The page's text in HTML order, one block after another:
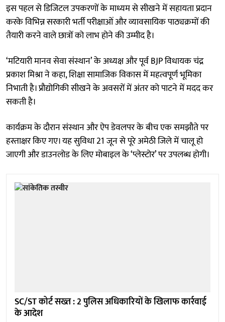
इस पहल से डिजिटल उपकरणों के माध्यम से सीखने में सहायता प्रदान
करके विभिन्न सरकारी भर्ती परीक्षाओं और व्यावसायिक पाठ्यक्रमों की
तैयारी करने वाले छात्रों को लाभ होने की उम्मीद है।
‘मटियारी मानव सेवा संस्थान’ के अध्यक्ष और पूर्व BJP विधायक चंद्र
प्रकाश मिश्रा ने कहा, शिक्षा सामाजिक विकास में महत्वपूर्ण भूमिका
निभाती है। प्रौद्योगिकी सीखने के अवसरों में अंतर को पाटने में मदद कर
सकती है।
कार्यक्रम के दौरान संस्थान और ऐप डेवलपर के बीच एक समझौते पर
हस्ताक्षर किए गए। यह सुविधा 21 जून से पूरे अमेठी जिले में चालू हो
जाएगी और डाउनलोड के लिए मोबाइल के ‘प्लेस्टोर’ पर उपलब्ध होगी।
SC/ST कोर्ट सख्त : 2 पुलिस अधिकारियों के खिलाफ कार्रवाई
के आदेश